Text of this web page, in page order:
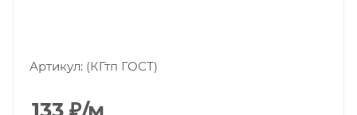
Артикул: (КГтп ГОСТ)